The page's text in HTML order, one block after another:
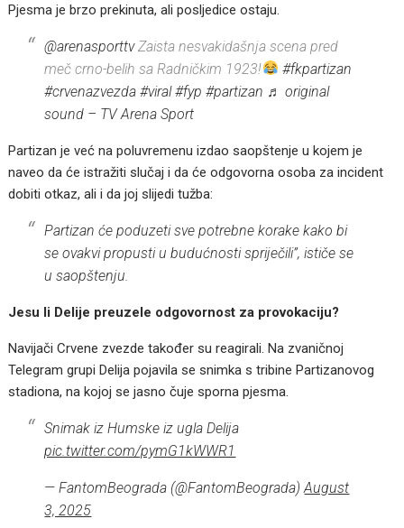
Pjesma je brzo prekinuta, ali posljedice ostaju.
@arenasporttvZaista nesvakidašnja scena pred
meč crno-belih sa Radničkim 1923!
#fkpartizan
#crvenazvezda #viral #fyp #partizan ♬ original
sound – TV Arena Sport
Partizan je već na poluvremenu izdao saopštenje u kojem je
naveo da će istražiti slučaj i da će odgovorna osoba za incident
dobiti otkaz, ali i da joj slijedi tužba:
Partizan će poduzeti sve potrebne korake kako bi
se ovakvi propusti u budućnosti spriječili”, ističe se
u saopštenju.
Jesu li Delije preuzele odgovornost za provokaciju?
Navijači Crvene zvezde također su reagirali. Na zvaničnoj
Telegram grupi Delija pojavila se snimka s tribine Partizanovog
stadiona, na kojoj se jasno čuje sporna pjesma.
Snimak iz Humske iz ugla Delija
pic.twitter.com/pymG1kWWR1
— FantomBeograda (@FantomBeograda)August
3, 2025